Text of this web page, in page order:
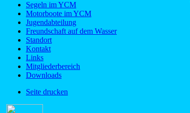
Segeln im YCM
Motorboote im YCM
Jugendabteilung
Freundschaft auf dem Wasser
Standort
Kontakt
Links
Mitgliederbereich
Downloads
Seite drucken